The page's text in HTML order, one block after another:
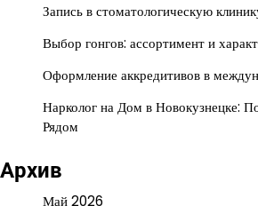
Запись в стоматологическую
Выбор гонгов: ассортимент и
Оформление аккредитивов в
Нарколог на Дом в Новокузнецке:
Рядом
Архив
Май 2026